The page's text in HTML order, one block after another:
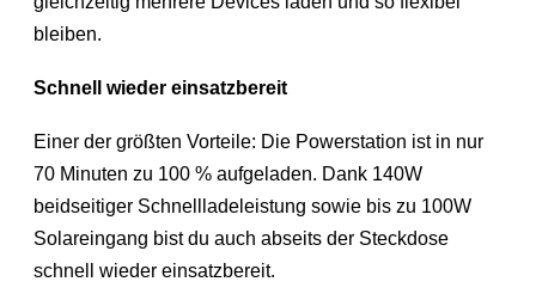
bleiben.
Schnell wieder einsatzbereit
Einer der größten Vorteile: Die Powerstation ist in nur
70 Minuten zu 100 % aufgeladen. Dank 140W
beidseitiger Schnellladeleistung sowie bis zu 100W
Solareingang bist du auch abseits der Steckdose
schnell wieder einsatzbereit.